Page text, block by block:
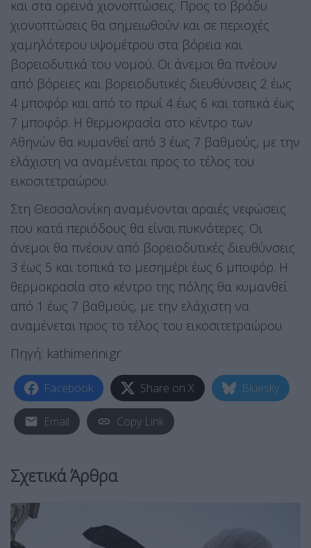
και στα ορεινά χιονοπτώσεις. Προς το βράδυ
χιονοπτώσεις θα σημειωθούν και σε περιοχές
χαμηλότερου υψομέτρου στα βόρεια και
βορειοδυτικά του νομού. Οι άνεμοι θα πνέουν
από βόρειες και βορειοδυτικές διευθύνσεις 2 έως
4 μποφόρ και από το πρωί 4 έως 6 και τοπικά έως
7 μποφόρ. Η θερμοκρασία στο κέντρο των
Αθηνών θα κυμανθεί από 3 έως 7 βαθμούς, με την
ελάχιστη να αναμένεται προς το τέλος του
εικοσιτετραώρου.
Στη Θεσσαλονίκη αναμένονται αραιές νεφώσεις
που κατά περιόδους θα είναι πυκνότερες. Οι
άνεμοι θα πνέουν από βορειοδυτικές διευθύνσεις
3 έως 5 και τοπικά το μεσημέρι έως 6 μποφόρ. Η
θερμοκρασία στο κέντρο της πόλης θα κυμανθεί
από 1 έως 7 βαθμούς, με την ελάχιστη να
αναμένεται προς το τέλος του εικοσιτετραώρου.
Πηγή: kathimerini.gr
Facebook Share on X Bluesky
Email Copy Link
Σχετικά Άρθρα